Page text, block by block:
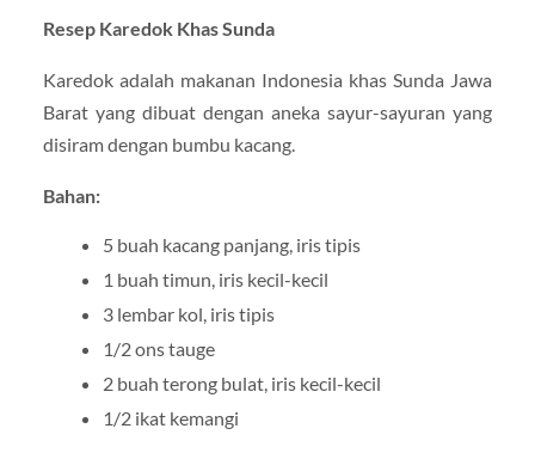
Resep Karedok Khas Sunda
Karedok adalah makanan Indonesia khas Sunda Jawa
Barat yang dibuat dengan aneka sayur-sayuran yang
disiram dengan bumbu kacang.
Bahan:
5 buah kacang panjang, iris tipis
1 buah timun, iris kecil-kecil
3 lembar kol, iris tipis
1/2 ons tauge
2 buah terong bulat, iris kecil-kecil
1/2 ikat kemangi